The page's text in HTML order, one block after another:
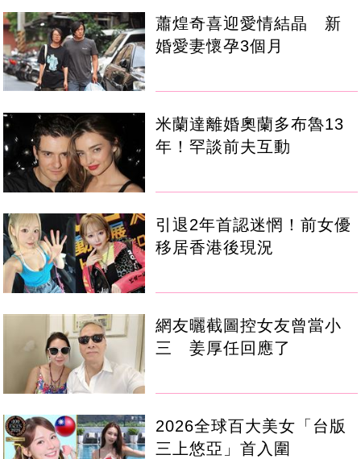
蕭煌奇喜迎愛情結晶 新
婚愛妻懷孕3個月
米蘭達離婚奧蘭多布魯13
年！罕談前夫互動
引退2年首認迷惘！前女優
移居香港後現況
網友曬截圖控女友曾當小
三 姜厚任回應了
2026全球百大美女「台版
三上悠亞」首入圍